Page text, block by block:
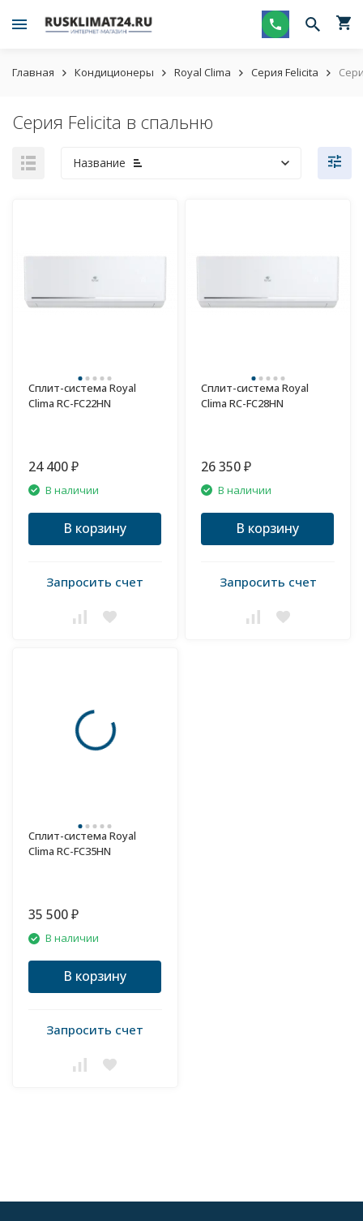
Главная Кондиционеры Royal Clima Серия Felicita
Серия Felicita в спальню
Название
Сплит-система Royal
Clima RC-FC22HN
24 400 ₽
В наличии
В корзину
Запросить счет
Сплит-система Royal
Clima RC-FC28HN
26 350 ₽
В наличии
В корзину
Запросить счет
Сплит-система Royal
Clima RC-FC35HN
35 500 ₽
В наличии
В корзину
Запросить счет